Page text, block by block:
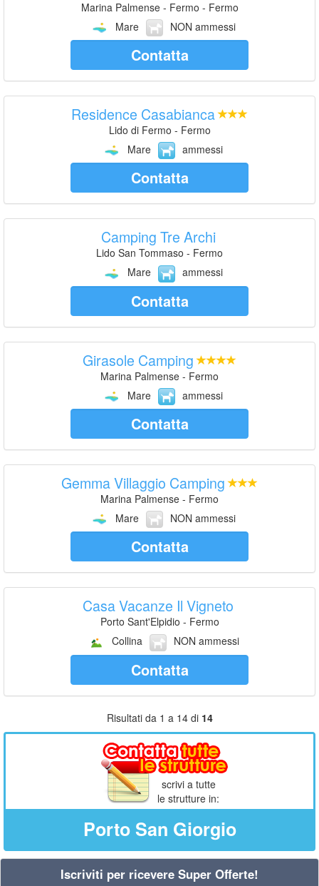
Marina Palmense - Fermo - Fermo
Mare
NON ammessi
Contatta
Residence Casabianca
Lido di Fermo - Fermo
Mare
ammessi
Contatta
Camping Tre Archi
Lido San Tommaso - Fermo
Mare
ammessi
Contatta
Girasole Camping
Marina Palmense - Fermo
Mare
ammessi
Contatta
Gemma Villaggio Camping
Marina Palmense - Fermo
Mare
NON ammessi
Contatta
Casa Vacanze Il Vigneto
Porto Sant'Elpidio - Fermo
Collina
NON ammessi
Contatta
Risultati da 1 a 14 di 14
scrivi a tutte
le strutture in:
Porto San Giorgio
Iscriviti per ricevere Super Offerte!